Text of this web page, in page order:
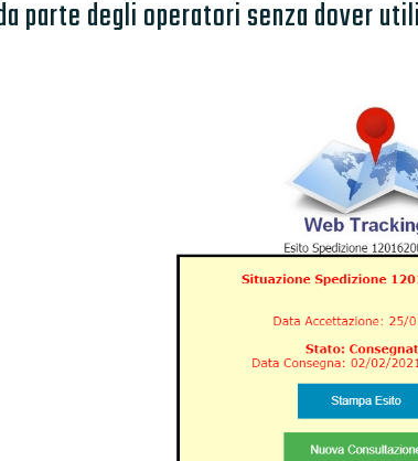
parte degli operatori senza dover